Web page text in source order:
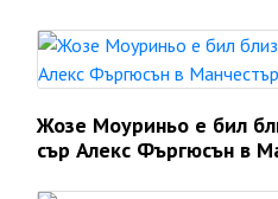
Жозе Моуриньо е бил
сър Алекс Фъргюсън в